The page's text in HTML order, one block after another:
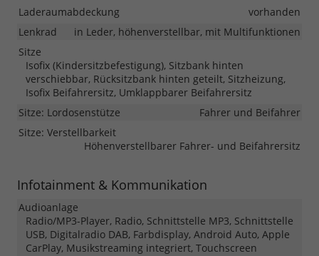
Laderaumabdeckung
vorhanden
Lenkrad
in Leder, höhenverstellbar, mit Multifunktionen
Sitze
Isofix (Kindersitzbefestigung), Sitzbank hinten
verschiebbar, Rücksitzbank hinten geteilt, Sitzheizung,
Isofix Beifahrersitz, Umklappbarer Beifahrersitz
Sitze: Lordosenstütze
Fahrer und Beifahrer
Sitze: Verstellbarkeit
Höhenverstellbarer Fahrer- und Beifahrersitz
Infotainment & Kommunikation
Audioanlage
Radio/MP3-Player, Radio, Schnittstelle MP3, Schnittstelle
USB, Digitalradio DAB, Farbdisplay, Android Auto, Apple
CarPlay, Musikstreaming integriert, Touchscreen